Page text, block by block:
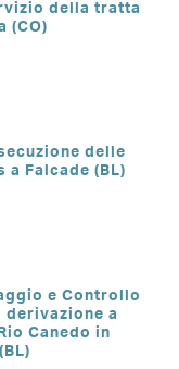
della tratta
(CO)
delle
Falcade (BL)
e Controllo
a
Canedo in